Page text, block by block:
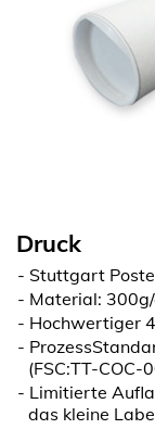
Druck
Stuttgart
Material:
Hochwertiger
(FSC:TT-COC-
Limitierte
das kleine